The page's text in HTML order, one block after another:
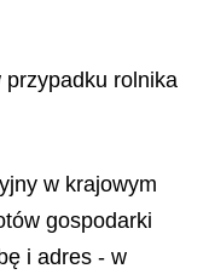
rolnika
w krajowym
gospodarki
i adres - w